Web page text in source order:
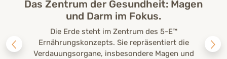
Das Zentrum der Gesundheit: Magen
und Darm im Fokus.
Die Erde steht im Zentrum des 5-E™
Ernährungskonzepts. Sie repräsentiert die
Verdauungsorgane, insbesondere Magen und